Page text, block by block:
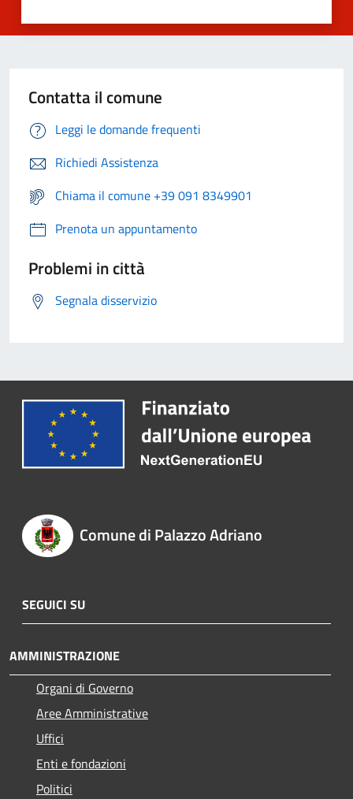
Contatta il comune
Leggi le domande frequenti
Richiedi Assistenza
Chiama il comune +39 091 8349901
Prenota un appuntamento
Problemi in città
Segnala disservizio
Comune di Palazzo Adriano
SEGUICI SU
AMMINISTRAZIONE
Organi di Governo
Aree Amministrative
Uffici
Enti e fondazioni
Politici